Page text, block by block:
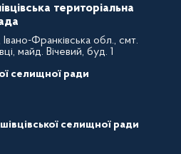
територіальна
Івано-Франківська обл., смт.
майд. Вічевий, буд. 1
селищної ради
селищної ради